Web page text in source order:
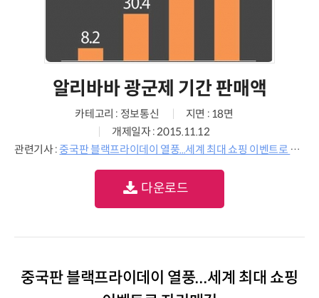
알리바바 광군제 기간 판매액
카테고리 : 정보통신
지면 : 18면
개제일자 : 2015.11.12
관련기사 :중국판 블랙프라이데이 열풍...세계 최대 쇼핑 이벤트로 자리매김
다운로드
중국판 블랙프라이데이 열풍...세계 최대 쇼핑